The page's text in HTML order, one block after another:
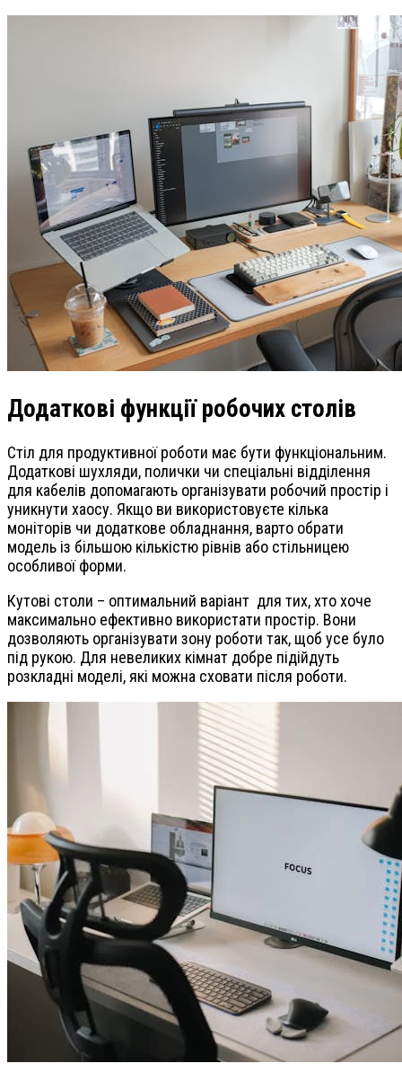
Додаткові функції робочих столів
Стіл для продуктивної роботи має бути функціональним.
Додаткові шухляди, полички чи спеціальні відділення
для кабелів допомагають організувати робочий простір і
уникнути хаосу. Якщо ви використовуєте кілька
моніторів чи додаткове обладнання, варто обрати
модель із більшою кількістю рівнів або стільницею
особливої форми.
Кутові столи – оптимальний варіант для тих, хто хоче
максимально ефективно використати простір. Вони
дозволяють організувати зону роботи так, щоб усе було
під рукою. Для невеликих кімнат добре підійдуть
розкладні моделі, які можна сховати після роботи.